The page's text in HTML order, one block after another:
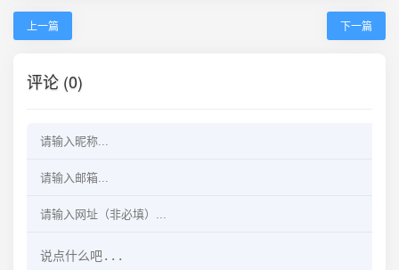
上一篇 下一篇
评论 (0)